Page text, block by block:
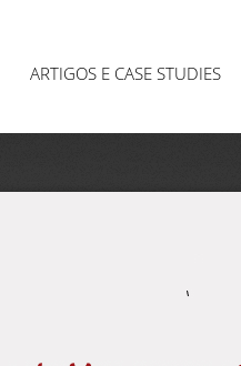
ARTIGOS E CASE STUDIES